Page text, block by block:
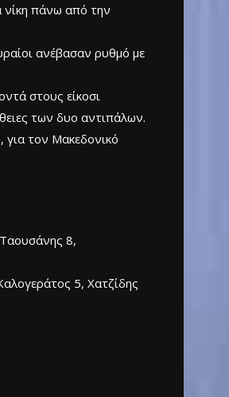
νίκη πάνω από την
ανέβασαν ρυθμό με
στους είκοσι
των δυο αντιπάλων.
για τον Μακεδονικό
8,
5, Χατζίδης